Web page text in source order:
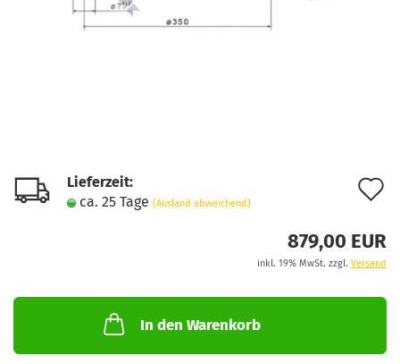
Lieferzeit:
ca. 25 Tage (Ausland abweichend)
879,00 EUR
inkl. 19% MwSt. zzgl. Versand
In den Warenkorb